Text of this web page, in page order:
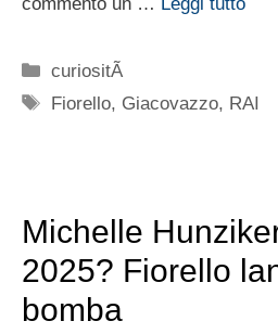
Categorie
curiositÃ
Tag
Fiorello, Giacovazzo, RAI
Michelle
2025? Fiorello
bomba